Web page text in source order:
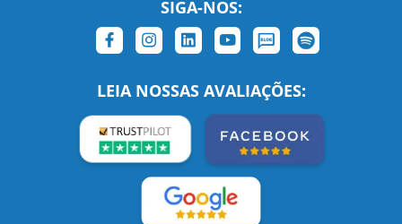
SIGA-NOS:
LEIA NOSSAS AVALIAÇÕES: